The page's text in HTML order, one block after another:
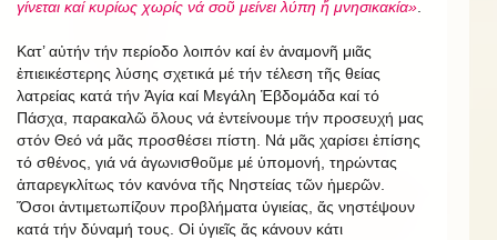
γίνεται καί κυρίως χωρίς νά σοῦ μείνει λύπη ἤ μνησικακία»
Κατ’ αὐτήν τήν περίοδο λοιπόν καί ἐν ἀναμονῆ μιᾶς
ἐπιεικέστερης λύσης σχετικά μέ τήν τέλεση τῆς θείας
λατρείας κατά τήν Ἁγία καί Μεγάλη Ἑβδομάδα καί τό
Πάσχα, παρακαλῶ ὅλους νά ἐντείνουμε τήν προσευχή μας
στόν Θεό νά μᾶς προσθέσει πίστη. Νά μᾶς χαρίσει ἐπίσης
τό σθένος, γιά νά ἀγωνισθοῦμε μέ ὑπομονή, τηρώντας
ἀπαρεγκλίτως τόν κανόνα τῆς Νηστείας τῶν ἡμερῶν.
Ὅσοι ἀντιμετωπίζουν προβλήματα ὑγιείας, ἄς νηστέψουν
κατά τήν δύναμή τους. Οἱ ὑγιεῖς ἄς κάνουν κάτι